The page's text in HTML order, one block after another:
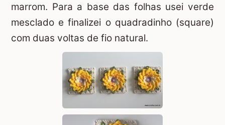
marrom. Para a base das folhas usei verde
mesclado e finalizei o quadradinho (square)
com duas voltas de fio natural.